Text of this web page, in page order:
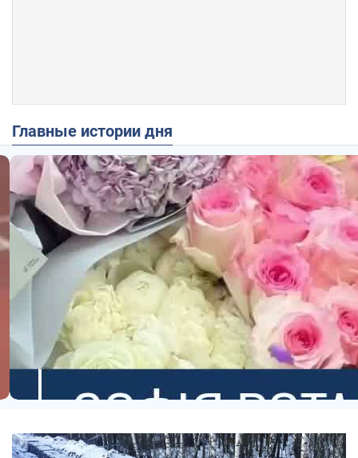
Главные истории дня